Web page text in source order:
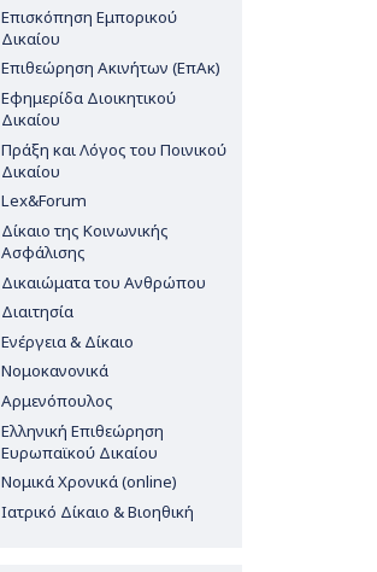
Επισκόπηση Εμπορικού
Δικαίου
Επιθεώρηση Ακινήτων (ΕπΑκ)
Εφημερίδα Διοικητικού
Δικαίου
Πράξη και Λόγος του Ποινικού
Δικαίου
Lex&Forum
Δίκαιο της Κοινωνικής
Ασφάλισης
Δικαιώματα του Ανθρώπου
Διαιτησία
Ενέργεια & Δίκαιο
Νομοκανονικά
Αρμενόπουλος
Ελληνική Επιθεώρηση
Ευρωπαϊκού Δικαίου
Νομικά Χρονικά (online)
Ιατρικό Δίκαιο & Βιοηθική